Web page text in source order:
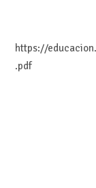
https://
.pdf